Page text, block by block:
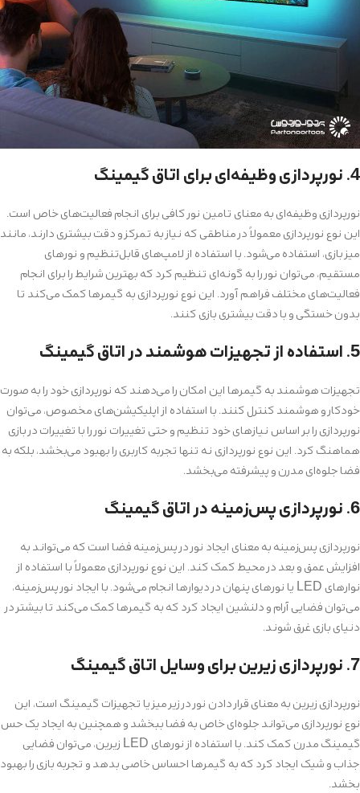
4. نورپردازی وظیفه‌ای برای اتاق گیمینگ
نورپردازی وظیفه‌ای به معنای تامین نور کافی برای انجام فعالیت‌های خاص است.
این نوع نورپردازی معمولاً در مناطقی که نیاز به تمرکز و دقت بیشتری دارند، مانند
میز بازی، استفاده می‌شود. با استفاده از لامپ‌های قابل‌تنظیم و نورهای
مستقیم، می‌توان نور را به گونه‌ای تنظیم کرد که بهترین شرایط را برای انجام
فعالیت‌های مختلف فراهم آورد. این نوع نورپردازی به گیمرها کمک می‌کند تا
بدون خستگی و با دقت بیشتری بازی کنند.
5. استفاده از تجهیزات هوشمند در اتاق گیمینگ
تجهیزات هوشمند به گیمرها این امکان را می‌دهند که نورپردازی خود را به صورت
خودکار و هوشمند کنترل کنند. با استفاده از اپلیکیشن‌های مخصوص، می‌توان
نورپردازی را بر اساس نیازهای خود تنظیم و حتی تغییرات نور را با تغییرات در بازی
هماهنگ کرد. این نوع نورپردازی نه تنها تجربه کاربری را بهبود می‌بخشد، بلکه به
فضا جلوه‌ای مدرن و پیشرفته می‌بخشد.
6. نورپردازی پس‌زمینه در اتاق گیمینگ
نورپردازی پس‌زمینه به معنای ایجاد نور در پس‌زمینه فضا است که می‌تواند به
افزایش عمق و بعد در محیط کمک کند. این نوع نورپردازی معمولاً با استفاده از
نوارهای LED یا نورهای پنهان در دیوارها انجام می‌شود. با ایجاد نور پس‌زمینه،
می‌توان فضایی آرام و دلنشین ایجاد کرد که به گیمرها کمک می‌کند تا بیشتر در
دنیای بازی غرق شوند.
7. نورپردازی زیرین برای وسایل اتاق گیمینگ
نورپردازی زیرین به معنای قرار دادن نور در زیر میز یا تجهیزات گیمینگ است، این
نوع نورپردازی می‌تواند جلوه‌ای خاص به فضا ببخشد و همچنین به ایجاد یک حس
گیمینگ مدرن کمک کند. با استفاده از نورهای LED زیرین، می‌توان فضایی
جذاب و شیک ایجاد کرد که به گیمرها احساس خاصی بدهد و تجربه بازی را بهبود
بخشد.